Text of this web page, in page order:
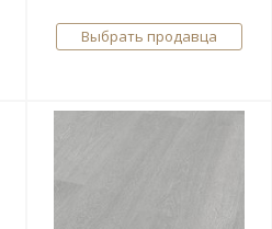
Выбрать продавца